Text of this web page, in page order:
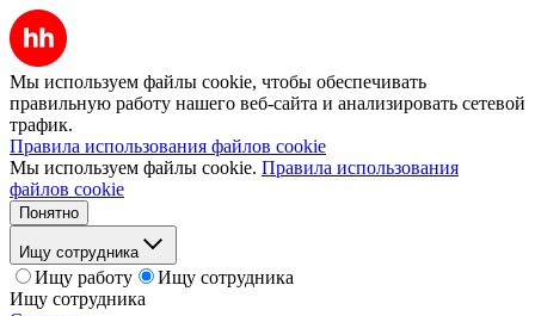
Мы используем файлы cookie, чтобы обеспечивать
правильную работу нашего веб-сайта и анализировать сетевой
трафик.
Правила использования файлов cookie
Мы используем файлы cookie. Правила использования
файлов cookie
Понятно
Ищу сотрудника
Ищу работу
Ищу сотрудника
Ищу сотрудника